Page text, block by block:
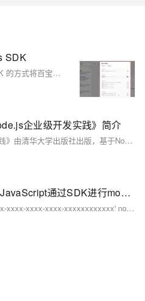
SDK
开发者可以通过安装 Node.js SDK 的方式将百宝箱的 OpenAPI 集成到自有系统中，从而在外部系统中发起智能体对话。
企业级开发实践》简介
《循序渐进Node.js企业级开发实践》由清华大学出版社出版，基于Node.js 22.3.0编写，包含26个实战案例和43个上机练习，旨在帮助读者从基础到进阶全面掌握Node.js技术，适用于初学者、进阶开发者及全栈工程师。
【Azure Developer】使用JavaScript通过SDK进行monitor-query的client认证报错问题
AADSTS90002: Tenant 'xxxxxxxx-xxxx-xxxx-xxxx-xxxxxxxxxxxx' not found. Check to make sure you have the correct tenant ID and are signing into the correct cloud. Check with your subscription administrator, this may happen if there are no active subscriptions for the tenant.